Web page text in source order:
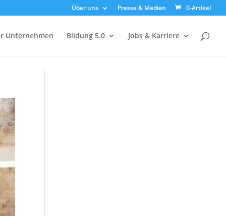
Über uns Presse & Medien 0-Artikel
Unternehmen Bildung 5.0 Jobs & Karriere